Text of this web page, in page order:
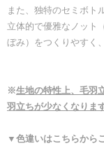
また、独特のセミボト
立体的で優雅なノット
ぼみ）をつくりやすく
※生地の特性上、毛羽
羽立ちが少なくなります
▼色違いはこちらから